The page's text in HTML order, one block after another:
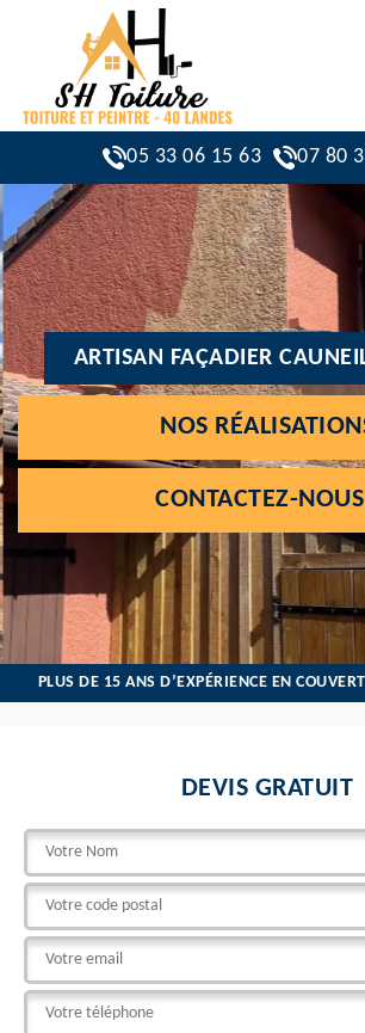
05 33 06 15 63 07 80
ARTISAN FAÇADIER
NOS
CONTACTEZ-
PLUS DE 15 ANS D’EXPÉRIENCE EN
DEVIS GRATUIT